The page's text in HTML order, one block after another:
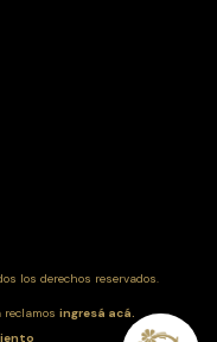
los derechos reservados.
reclamos ingresá acá.